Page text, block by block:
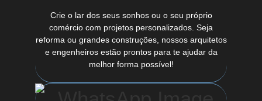
Crie o lar dos seus sonhos ou o seu próprio
comércio com projetos personalizados. Seja
reforma ou grandes construções, nossos arquitetos
e engenheiros estão prontos para te ajudar da
melhor forma possível!